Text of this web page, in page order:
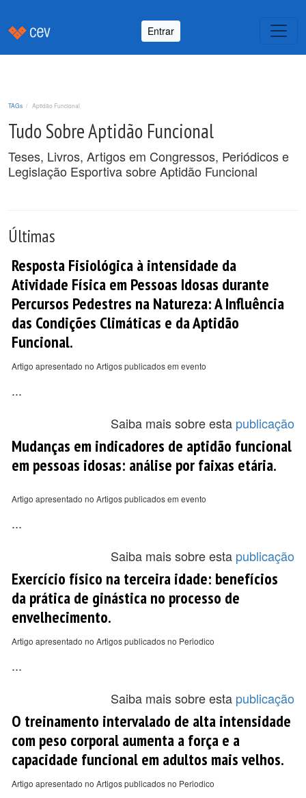
Entrar
TAGs Aptidão Funcional
Tudo Sobre Aptidão Funcional
Teses, Livros, Artigos em Congressos, Periódicos e
Legislação Esportiva sobre Aptidão Funcional
Últimas
Resposta Fisiológica à intensidade da
Atividade Física em Pessoas Idosas durante
Percursos Pedestres na Natureza: A Influência
das Condições Climáticas e da Aptidão
Funcional.
Artigo apresentado no Artigos publicados em evento
...
Saiba mais sobre esta publicação
Mudanças em indicadores de aptidão funcional
em pessoas idosas: análise por faixas etária.
Artigo apresentado no Artigos publicados em evento
...
Saiba mais sobre esta publicação
Exercício físico na terceira idade: benefícios
da prática de ginástica no processo de
envelhecimento.
Artigo apresentado no Artigos publicados no Periodico
...
Saiba mais sobre esta publicação
O treinamento intervalado de alta intensidade
com peso corporal aumenta a força e a
capacidade funcional em adultos mais velhos.
Artigo apresentado no Artigos publicados no Periodico